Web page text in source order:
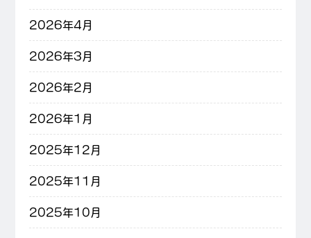
2026年4月
2026年3月
2026年2月
2026年1月
2025年12月
2025年11月
2025年10月